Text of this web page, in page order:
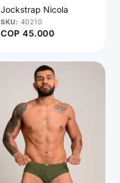
Jockstrap Nicola
40210
COP 45.000